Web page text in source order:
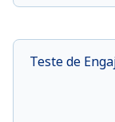
Teste de